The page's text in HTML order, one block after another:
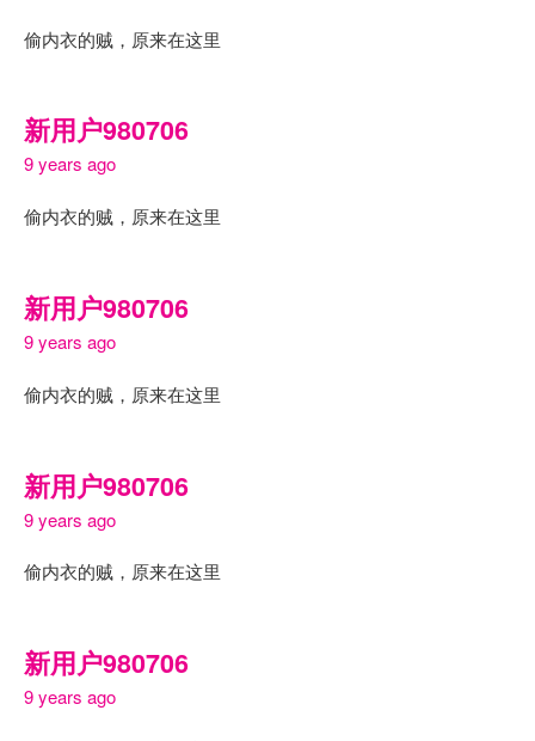
偷内衣的贼，原来在这里
新用户980706
9 years ago
偷内衣的贼，原来在这里
新用户980706
9 years ago
偷内衣的贼，原来在这里
新用户980706
9 years ago
偷内衣的贼，原来在这里
新用户980706
9 years ago